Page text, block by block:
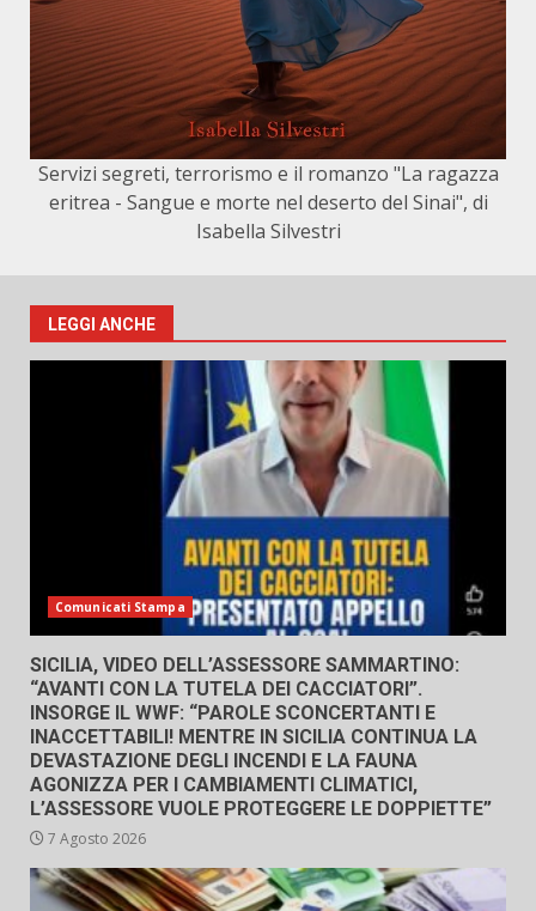
Servizi segreti, terrorismo e il romanzo "La ragazza
eritrea - Sangue e morte nel deserto del Sinai", di
Isabella Silvestri
LEGGI ANCHE
Comunicati Stampa
SICILIA, VIDEO DELL’ASSESSORE SAMMARTINO:
“AVANTI CON LA TUTELA DEI CACCIATORI”.
INSORGE IL WWF: “PAROLE SCONCERTANTI E
INACCETTABILI! MENTRE IN SICILIA CONTINUA LA
DEVASTAZIONE DEGLI INCENDI E LA FAUNA
AGONIZZA PER I CAMBIAMENTI CLIMATICI,
L’ASSESSORE VUOLE PROTEGGERE LE DOPPIETTE”
7 Agosto 2026